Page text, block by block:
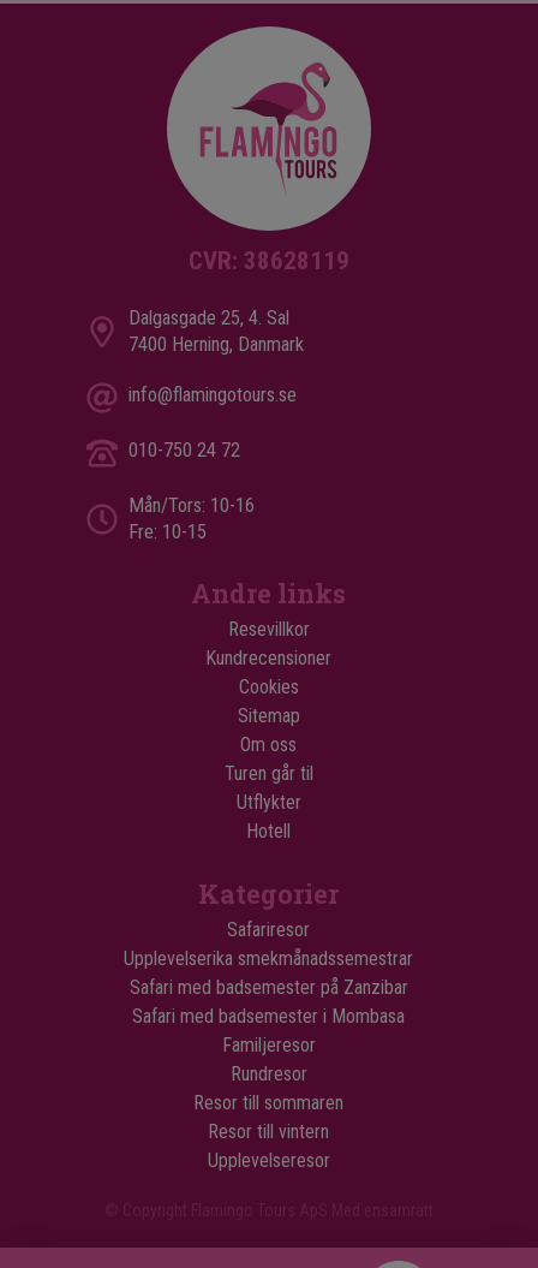
CVR: 38628119
Dalgasgade 25, 4. Sal
7400 Herning, Danmark
info@flamingotours.se
010-750 24 72
Mån/Tors: 10-16
Fre: 10-15
Andre links
Resevillkor
Kundrecensioner
Cookies
Sitemap
Om oss
Turen går til
Utflykter
Hotell
Kategorier
Safariresor
Upplevelserika smekmånadssemestrar
Safari med badsemester på Zanzibar
Safari med badsemester i Mombasa
Familjeresor
Rundresor
Resor till sommaren
Resor till vintern
Upplevelseresor